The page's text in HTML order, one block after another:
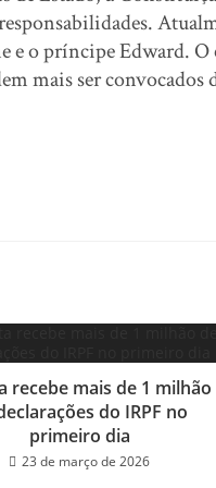
o príncipe Edward.
mais ser convocados
recebe mais de 1 milhão
do IRPF no
primeiro dia
23 de março de 2026